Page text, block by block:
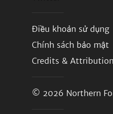
Điều khoản sử dụng
Chính sách bảo mật
Credits &
© 2026 Northern